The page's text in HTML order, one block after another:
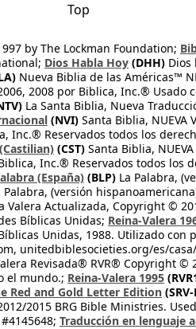
Top
by The Lockman Foundation;
Dios Habla Hoy (DHH) Dios
Nueva Biblia de las Américas™
2008 por Biblica, Inc.® Usado
La Santa Biblia, Nueva
(NVI) Santa Biblia, NUEVA
Reservados todos los
(CST) Santa Biblia,
Inc.® Reservados todos los
(España) (BLP) La Palabra,
Palabra, (versión
Valera Actualizada, Copyright ©
Bíblicas Unidas; Reina-Valera
Unidas, 1988. Utilizado
unitedbiblesocieties.org/es/
Revisada® RVR® Copyright
el mundo.; Reina-Valera 1995
Red and Gold Letter Edition
2015 BRG Bible Ministries.
Traducción en lenguaje